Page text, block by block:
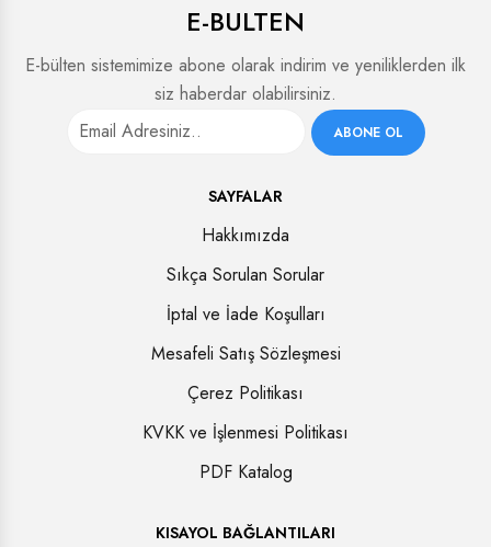
E-BULTEN
E-bülten sistemimize abone olarak indirim ve yeniliklerden ilk
siz haberdar olabilirsiniz.
ABONE OL
SAYFALAR
Hakkımızda
Sıkça Sorulan Sorular
İptal ve İade Koşulları
Mesafeli Satış Sözleşmesi
Çerez Politikası
KVKK ve İşlenmesi Politikası
PDF Katalog
KISAYOL BAĞLANTILARI